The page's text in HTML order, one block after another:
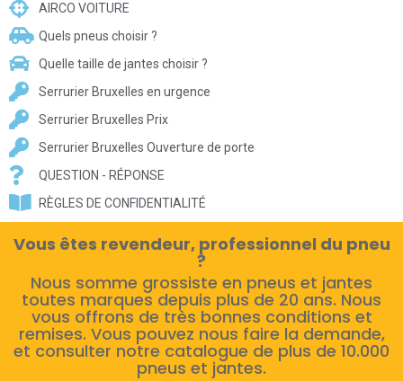
AIRCO VOITURE
Quels pneus choisir ?
Quelle taille de jantes choisir ?
Serrurier Bruxelles en urgence
Serrurier Bruxelles Prix
Serrurier Bruxelles Ouverture de porte
QUESTION - RÉPONSE
RÈGLES DE CONFIDENTIALITÉ
Vous êtes revendeur, professionnel du pneu
?
Nous somme grossiste en pneus et jantes
toutes marques depuis plus de 20 ans. Nous
vous offrons de très bonnes conditions et
remises. Vous pouvez nous faire la demande,
et consulter notre catalogue de plus de 10.000
pneus et jantes.